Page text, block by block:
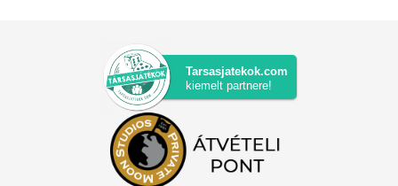
Tarsasjatekok.com
kiemelt partnere!